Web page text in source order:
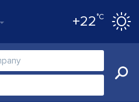
+22°C